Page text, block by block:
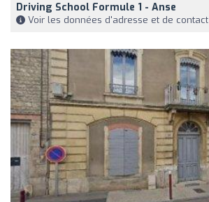
Driving School Formule 1 - Anse
Voir les données d'adresse et de contact